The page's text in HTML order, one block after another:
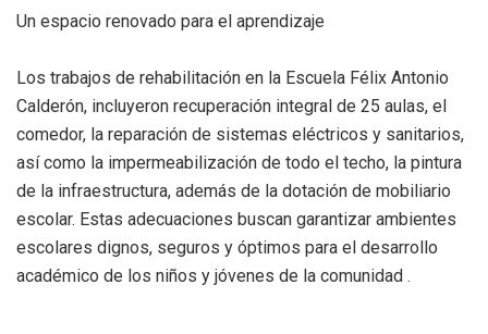
Un espacio renovado para el aprendizaje
Los trabajos de rehabilitación en la Escuela Félix Antonio
Calderón, incluyeron recuperación integral de 25 aulas, el
comedor, la reparación de sistemas eléctricos y sanitarios,
así como la impermeabilización de todo el techo, la pintura
de la infraestructura, además de la dotación de mobiliario
escolar. Estas adecuaciones buscan garantizar ambientes
escolares dignos, seguros y óptimos para el desarrollo
académico de los niños y jóvenes de la comunidad .